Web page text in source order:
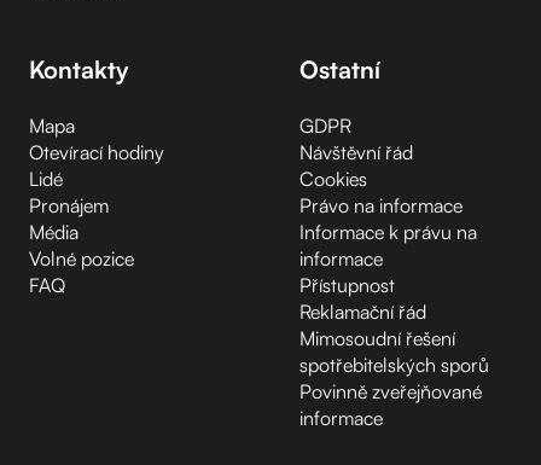
Kontakty
Mapa
Otevírací hodiny
Lidé
Pronájem
Média
Volné pozice
FAQ
Ostatní
GDPR
Návštěvní řád
Cookies
Právo na informace
Informace k právu na
informace
Přístupnost
Reklamační řád
Mimosoudní řešení
spotřebitelských sporů
Povinně zveřejňované
informace